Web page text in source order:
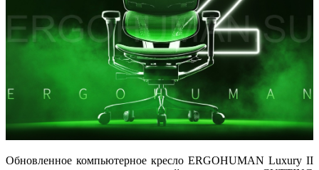
Обновленное компьютерное кресло ERGOHUMAN Luxury II